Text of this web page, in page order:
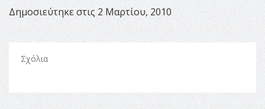
Δημοσιεύτηκε στις 2 Μαρτίου, 2010
Σχόλια